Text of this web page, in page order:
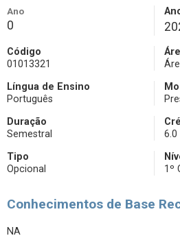
Ano
0
Código
01013321
Língua de Ensino
Português
Duração
Semestral
6.0
Tipo
Opcional
1º
Conhecimentos de Base
NA